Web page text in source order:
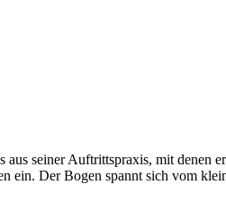
seiner Auftrittspraxis, mit denen
ein. Der Bogen spannt sich vom